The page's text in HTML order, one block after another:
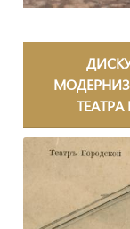
ТЕАТРА